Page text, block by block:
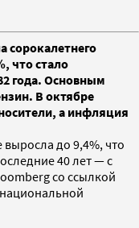
сорокалетнего
что стало
года. Основным
В октябре
а инфляция
до 9,4%, что
40 лет — с
со ссылкой